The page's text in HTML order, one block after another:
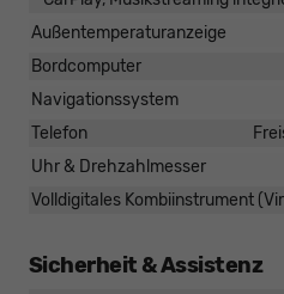
Außentemperaturanzeige
Bordcomputer
Navigationssystem
Telefon
Uhr & Drehzahlmesser
Volldigitales Kombiinstrument
Sicherheit & Assistenz